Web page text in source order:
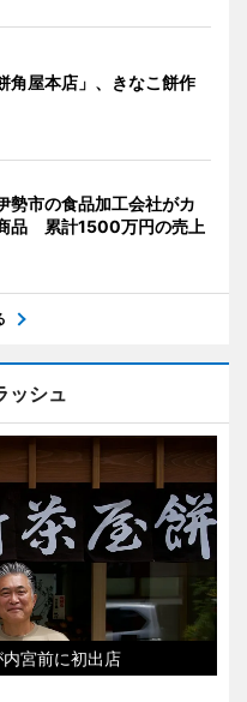
角屋本店」、きなこ餅作
勢市の食品加工会社がカ
品 累計1500万円の売上
ッシュ
宮前に初出店